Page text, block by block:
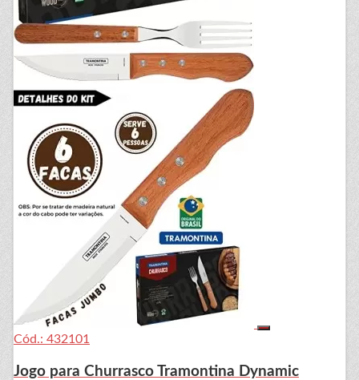
Cód.: 432101
Jogo para Churrasco Tramontina Dynamic